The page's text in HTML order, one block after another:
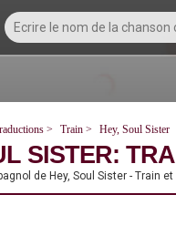
Train Hey, Soul Sister
SISTER:
de Hey, Soul Sister - Train